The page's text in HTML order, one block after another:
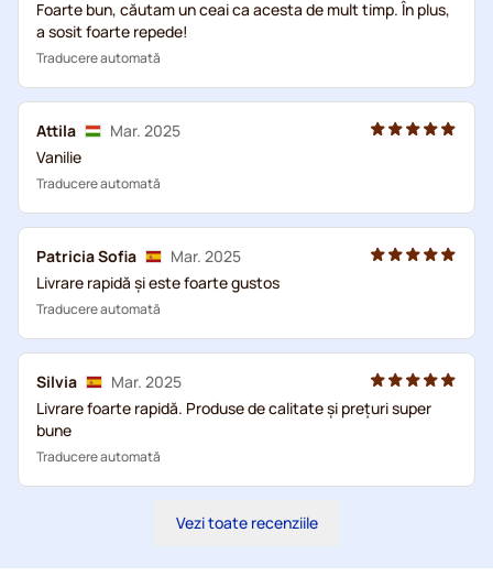
Foarte bun, căutam un ceai ca acesta de mult timp. În plus,
a sosit foarte repede!
Traducere automată
Attila
Mar. 2025
Vanilie
Traducere automată
Patricia Sofia
Mar. 2025
Livrare rapidă și este foarte gustos
Traducere automată
Silvia
Mar. 2025
Livrare foarte rapidă. Produse de calitate și prețuri super
bune
Traducere automată
Vezi toate recenziile